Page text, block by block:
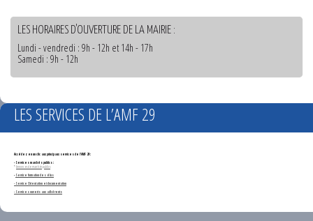
LES HORAIRES D'OUVERTURE DE LA MAIRIE :
Lundi - vendredi : 9h - 12h et 14h - 17h
Samedi : 9h - 12h
LES SERVICES DE L’AMF 29
Accédez en un clic aux principaux services de l'AMF 29 :
- Services marchés publics :
*Annonces de marchés publics
-Service formation des élus
- Service Orientation et documentation
- Services ouverts aux adhérents